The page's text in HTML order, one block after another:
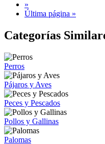
»
Última página »
Categorías
Perros
Pájaros y Aves
Peces y Pescados
Pollos y Gallinas
Palomas